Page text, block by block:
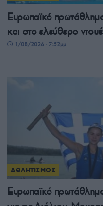
Ευρωπαϊκό
και στο ελεύθερο
1/08/2026 - 7:52μμ
ΑΘΛΗΤΙΣΜΟΣ
Ευρωπαϊκό